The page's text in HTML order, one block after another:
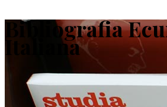
Bibliografia
Italiana